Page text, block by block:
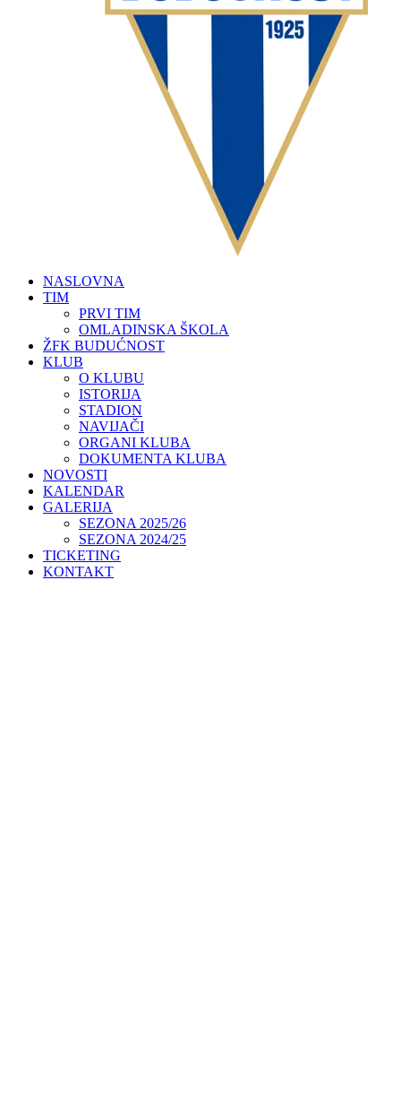
NASLOVNA
TIM
PRVI TIM
OMLADINSKA ŠKOLA
ŽFK BUDUĆNOST
KLUB
O KLUBU
ISTORIJA
STADION
NAVIJAČI
ORGANI KLUBA
DOKUMENTA KLUBA
NOVOSTI
KALENDAR
GALERIJA
SEZONA 2025/26
SEZONA 2024/25
TICKETING
KONTAKT